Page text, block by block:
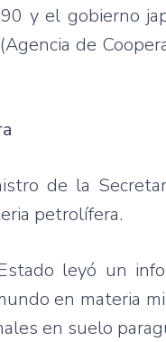
y el gobierno
de
de la
petrolífera.
leyó un
en materia
en suelo